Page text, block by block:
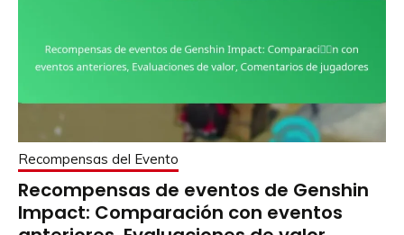
Recompensas del Evento
Recompensas de eventos de Genshin
Impact: Comparación con eventos